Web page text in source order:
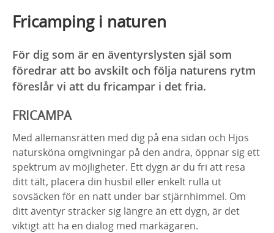
Fricamping i naturen
För dig som är en äventyrslysten själ som
föredrar att bo avskilt och följa naturens rytm
föreslår vi att du fricampar i det fria.
FRICAMPA
Med allemansrätten med dig på ena sidan och Hjos
natursköna omgivningar på den andra, öppnar sig ett
spektrum av möjligheter. Ett dygn är du fri att resa
ditt tält, placera din husbil eller enkelt rulla ut
sovsäcken för en natt under bar stjärnhimmel. Om
ditt äventyr sträcker sig längre än ett dygn, är det
viktigt att ha en dialog med markägaren.